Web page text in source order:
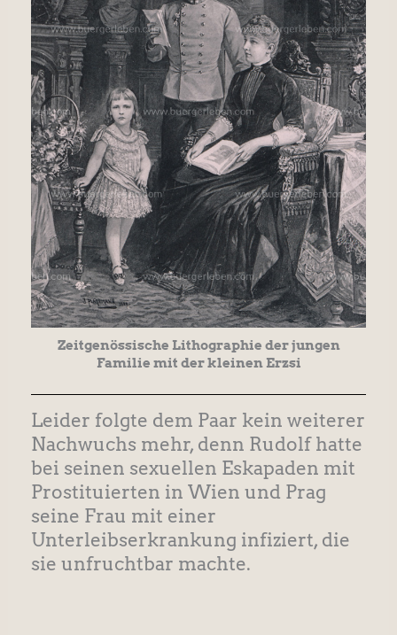
Zeitgenössische Lithographie der jungen
Familie mit der kleinen Erzsi
Leider folgte dem Paar kein weiterer
Nachwuchs mehr, denn Rudolf hatte
bei seinen sexuellen Eskapaden mit
Prostituierten in Wien und Prag
seine Frau mit einer
Unterleibserkrankung infiziert, die
sie unfruchtbar machte.